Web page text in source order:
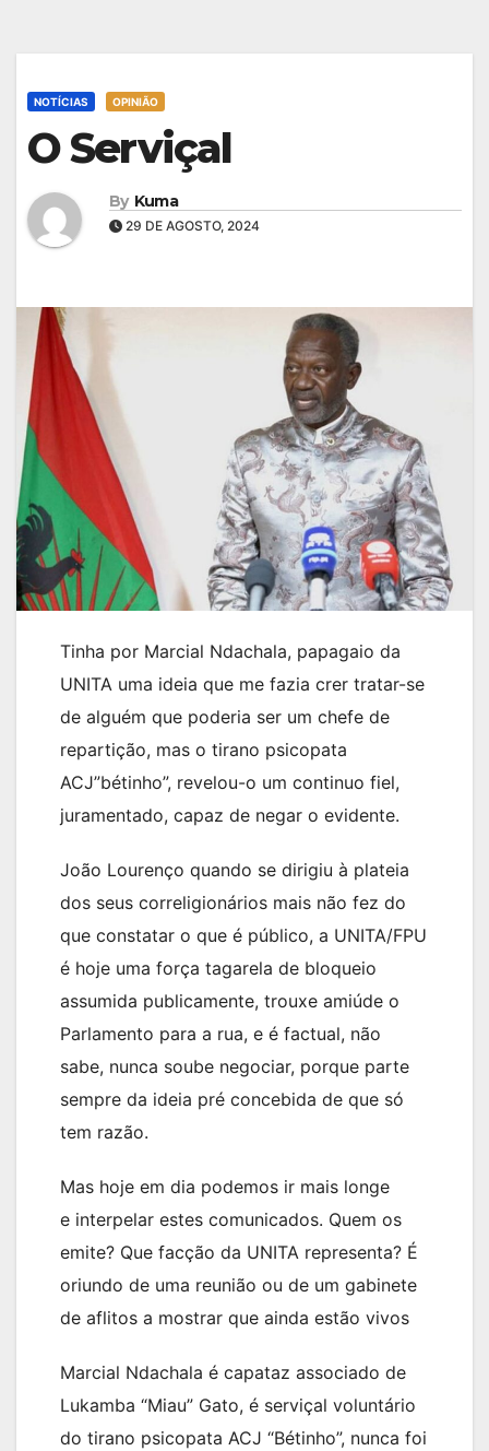
NOTÍCIAS OPINIÃO
O Serviçal
By Kuma
29 DE AGOSTO, 2024
Tinha por Marcial Ndachala, papagaio da
UNITA uma ideia que me fazia crer tratar-se
de alguém que poderia ser um chefe de
repartição, mas o tirano psicopata
ACJ”bétinho”, revelou-o um continuo fiel,
juramentado, capaz de negar o evidente.
João Lourenço quando se dirigiu à plateia
dos seus correligionários mais não fez do
que constatar o que é público, a UNITA/FPU
é hoje uma força tagarela de bloqueio
assumida publicamente, trouxe amiúde o
Parlamento para a rua, e é factual, não
sabe, nunca soube negociar, porque parte
sempre da ideia pré concebida de que só
tem razão.
Mas hoje em dia podemos ir mais longe
e interpelar estes comunicados. Quem os
emite? Que facção da UNITA representa? É
oriundo de uma reunião ou de um gabinete
de aflitos a mostrar que ainda estão vivos
Marcial Ndachala é capataz associado de
Lukamba “Miau” Gato, é serviçal voluntário
do tirano psicopata ACJ “Bétinho”, nunca foi